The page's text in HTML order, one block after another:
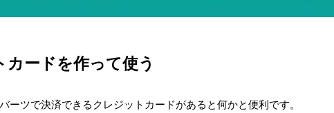
ードを作って使う
ーツで決済できるクレジットカードがあると何かと便利です。